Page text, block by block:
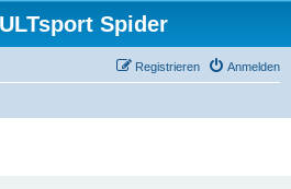
Spider
Anmelden
Registrieren